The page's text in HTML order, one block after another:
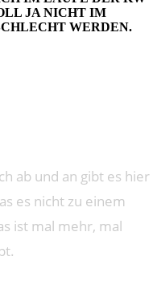
JA NICHT IM
WERDEN.
ab und an gibt es hier
es nicht zu einem
ist mal mehr, mal